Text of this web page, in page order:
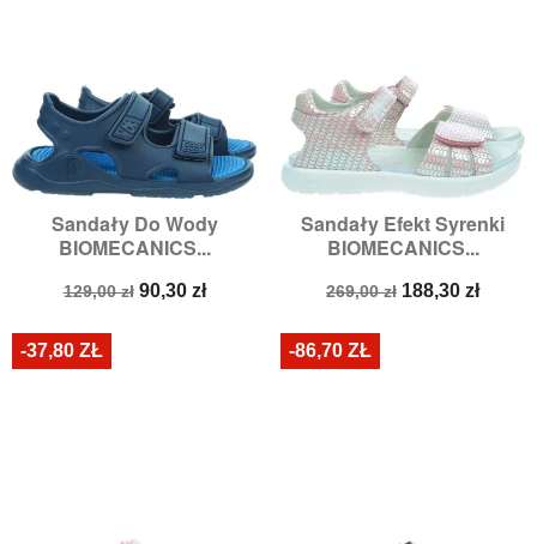
Sandały Do Wody
BIOMECANICS...
Cena
129,00 zł Cena
90,30 zł
Sandały Efekt Syrenki
BIOMECANICS...
Cena
269,00 zł Cena
188,30 zł
-37,80 ZŁ -86,70 ZŁ